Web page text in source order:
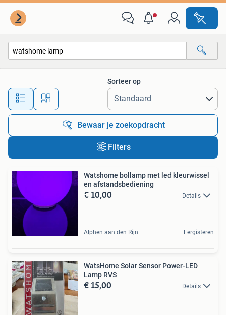
Alle afstanden…
Sorteer op
Bewaar je zoekopdracht
Filters
Watshome bollamp met led kleurwissel
en afstandsbediening
€ 10,00 Details
Alphen aan den Rijn Eergisteren
WatsHome Solar Sensor Power-LED
Lamp RVS
€ 15,00 Details